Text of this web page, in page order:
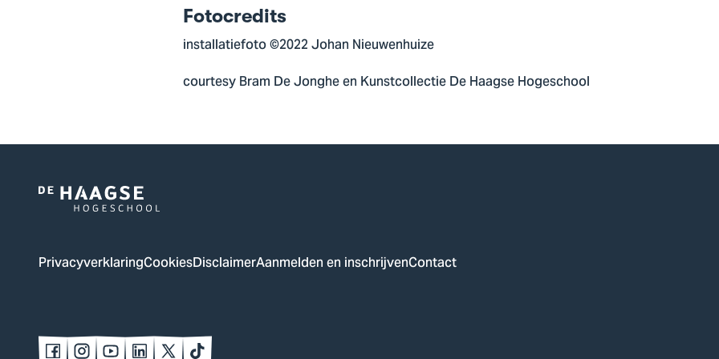
Fotocredits
installatiefoto ©2022 Johan Nieuwenhuize
courtesy Bram De Jonghe en Kunstcollectie De Haagse Hogeschool
Logo
De
Haagse
naar
PrivacyverklaringCookiesDisclaimerAanmelden en inschrijvenContact
Volg Volg Volg Volg Volg Volg